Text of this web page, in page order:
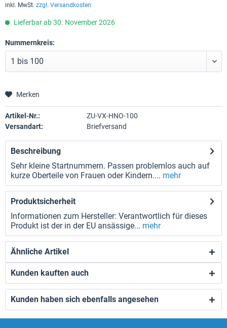
inkl. MwSt. zzgl. Versandkosten
Lieferbar ab 30. November 2026
Nummernkreis:
Merken
Artikel-Nr.:
ZU-VX-HNO-100
Versandart:
Briefversand
Beschreibung
Sehr kleine Startnummern. Passen problemlos auch auf
kurze Oberteile von Frauen oder Kindern.... mehr
Produktsicherheit
Informationen zum Hersteller: Verantwortlich für dieses
Produkt ist der in der EU ansässige... mehr
Ähnliche Artikel
Kunden kauften auch
Kunden haben sich ebenfalls angesehen